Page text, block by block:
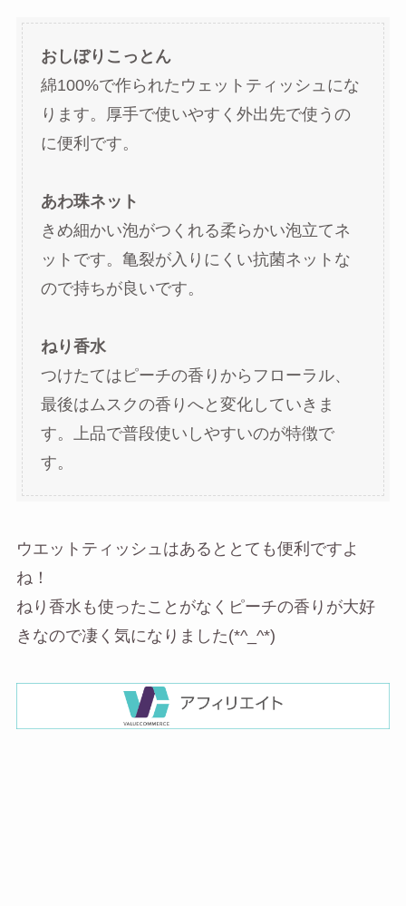
おしぼりこっとん
綿100%で作られたウェットティッシュにな
ります。厚手で使いやすく外出先で使うの
に便利です。
あわ珠ネット
きめ細かい泡がつくれる柔らかい泡立てネ
ットです。亀裂が入りにくい抗菌ネットな
ので持ちが良いです。
ねり香水
つけたてはピーチの香りからフローラル、
最後はムスクの香りへと変化していきま
す。上品で普段使いしやすいのが特徴で
す。
ウエットティッシュはあるととても便利ですよ
ね！
ねり香水も使ったことがなくピーチの香りが大好
きなので凄く気になりました(*^_^*)